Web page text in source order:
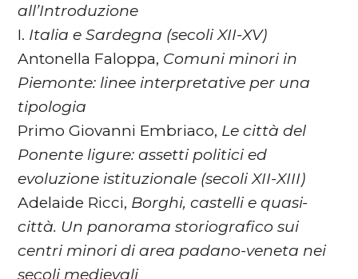
all’Introduzione
I. Italia e Sardegna (secoli XII-XV)
Antonella Faloppa, Comuni minori in
Piemonte: linee interpretative per una
tipologia
Primo Giovanni Embriaco, Le città del
Ponente ligure: assetti politici ed
evoluzione istituzionale (secoli XII-XIII)
Adelaide Ricci, Borghi, castelli e quasi-
città. Un panorama storiografico sui
centri minori di area padano-veneta nei
secoli medievali